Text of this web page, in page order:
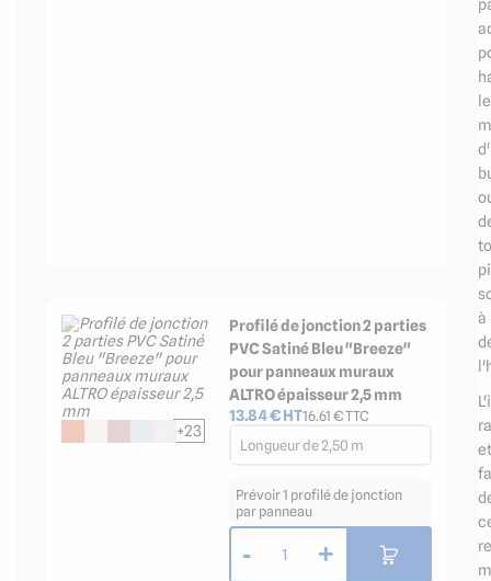
+23
Profilé de jonction 2 parties
PVC Satiné Bleu "Breeze"
pour panneaux muraux
ALTRO épaisseur 2,5 mm
13.84€ HT16.61 € TTC
Longueur de 2,50 m
Prévoir 1 profilé de jonction
par panneau
- 1 +
à
et